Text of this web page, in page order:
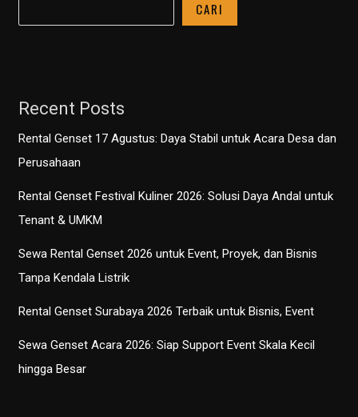
Bisnis
CARI
Recent Posts
Rental Genset 17 Agustus: Daya Stabil untuk Acara Desa dan
Perusahaan
Rental Genset Festival Kuliner 2026: Solusi Daya Andal untuk
Tenant & UMKM
Sewa Rental Genset 2026 untuk Event, Proyek, dan Bisnis
Tanpa Kendala Listrik
Rental Genset Surabaya 2026 Terbaik untuk Bisnis, Event
Sewa Genset Acara 2026: Siap Support Event Skala Kecil
hingga Besar